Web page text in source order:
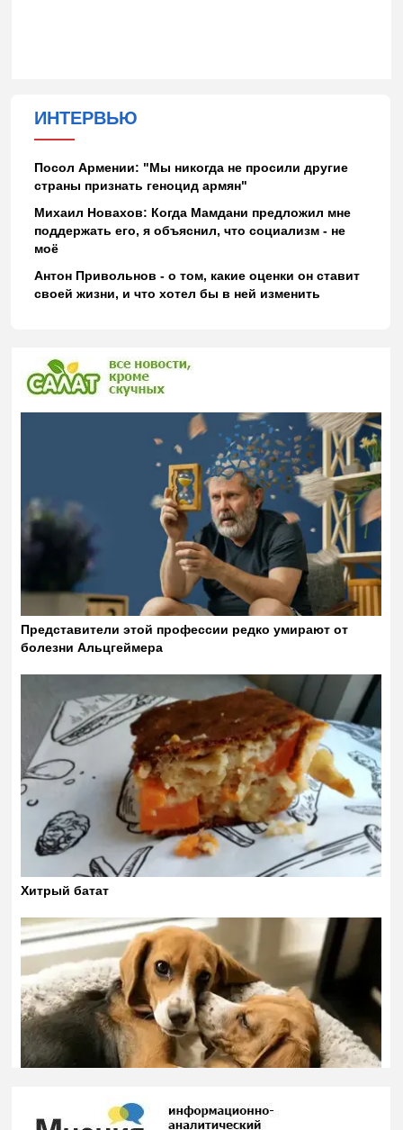
ИНТЕРВЬЮ
Посол Армении: "Мы никогда не просили другие
страны признать геноцид армян"
Михаил Новахов: Когда Мамдани предложил мне
поддержать его, я объяснил, что социализм - не
моё
Антон Привольнов - о том, какие оценки он ставит
своей жизни, и что хотел бы в ней изменить